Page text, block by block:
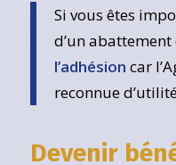
Si vous êtes
d’un abattement
l’adhésion car
reconnue
Devenir